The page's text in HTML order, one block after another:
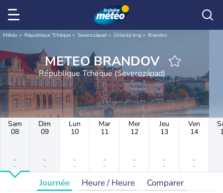
Météo République Tchèque Severozápad Ústecký kraj Brandov
METEO BRANDOV
République Tchèque (Severozápad)
Sam
08
-
-
Dim
09
-
-
Lun
10
-
-
Mar
11
-
-
Mer
12
-
-
Jeu
13
-
-
Ven
14
-
-
Journée Heure / Heure Comparer